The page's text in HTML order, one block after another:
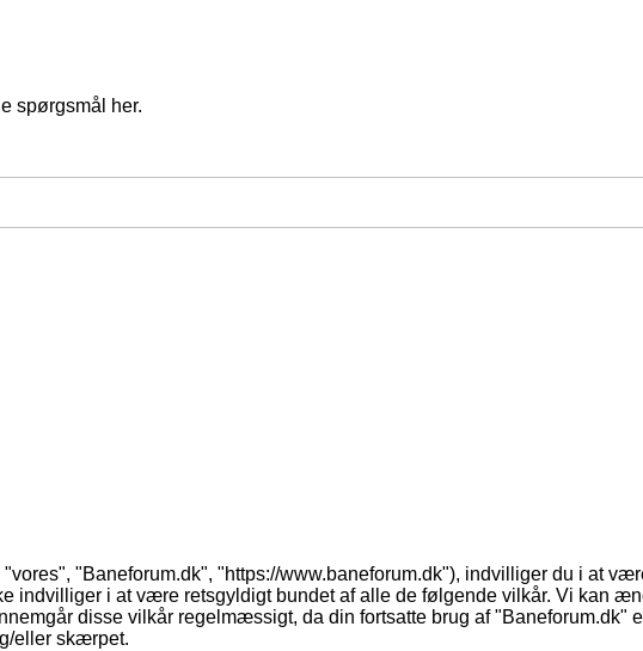
spørgsmål her.
"Baneforum.dk", "https://www.baneforum.dk"), indvilliger du i at
indvilliger i at være retsgyldigt bundet af alle de følgende vilkår. Vi kan
disse vilkår regelmæssigt, da din fortsatte brug af "Baneforum.dk"
eller skærpet.